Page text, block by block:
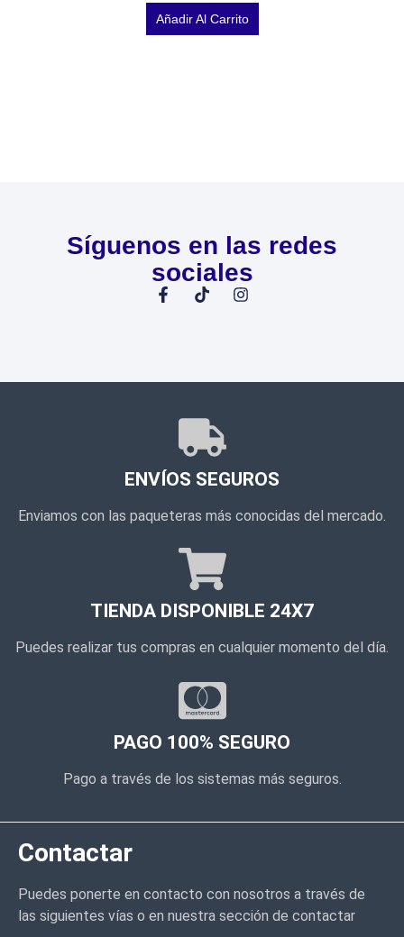
Añadir Al Carrito
Síguenos en las redes
sociales
ENVÍOS SEGUROS
Enviamos con las paqueteras más conocidas del mercado.
TIENDA DISPONIBLE 24X7
Puedes realizar tus compras en cualquier momento del día.
PAGO 100% SEGURO
Pago a través de los sistemas más seguros.
Contactar
Puedes ponerte en contacto con nosotros a través de
las siguientes vías o en nuestra sección de contactar